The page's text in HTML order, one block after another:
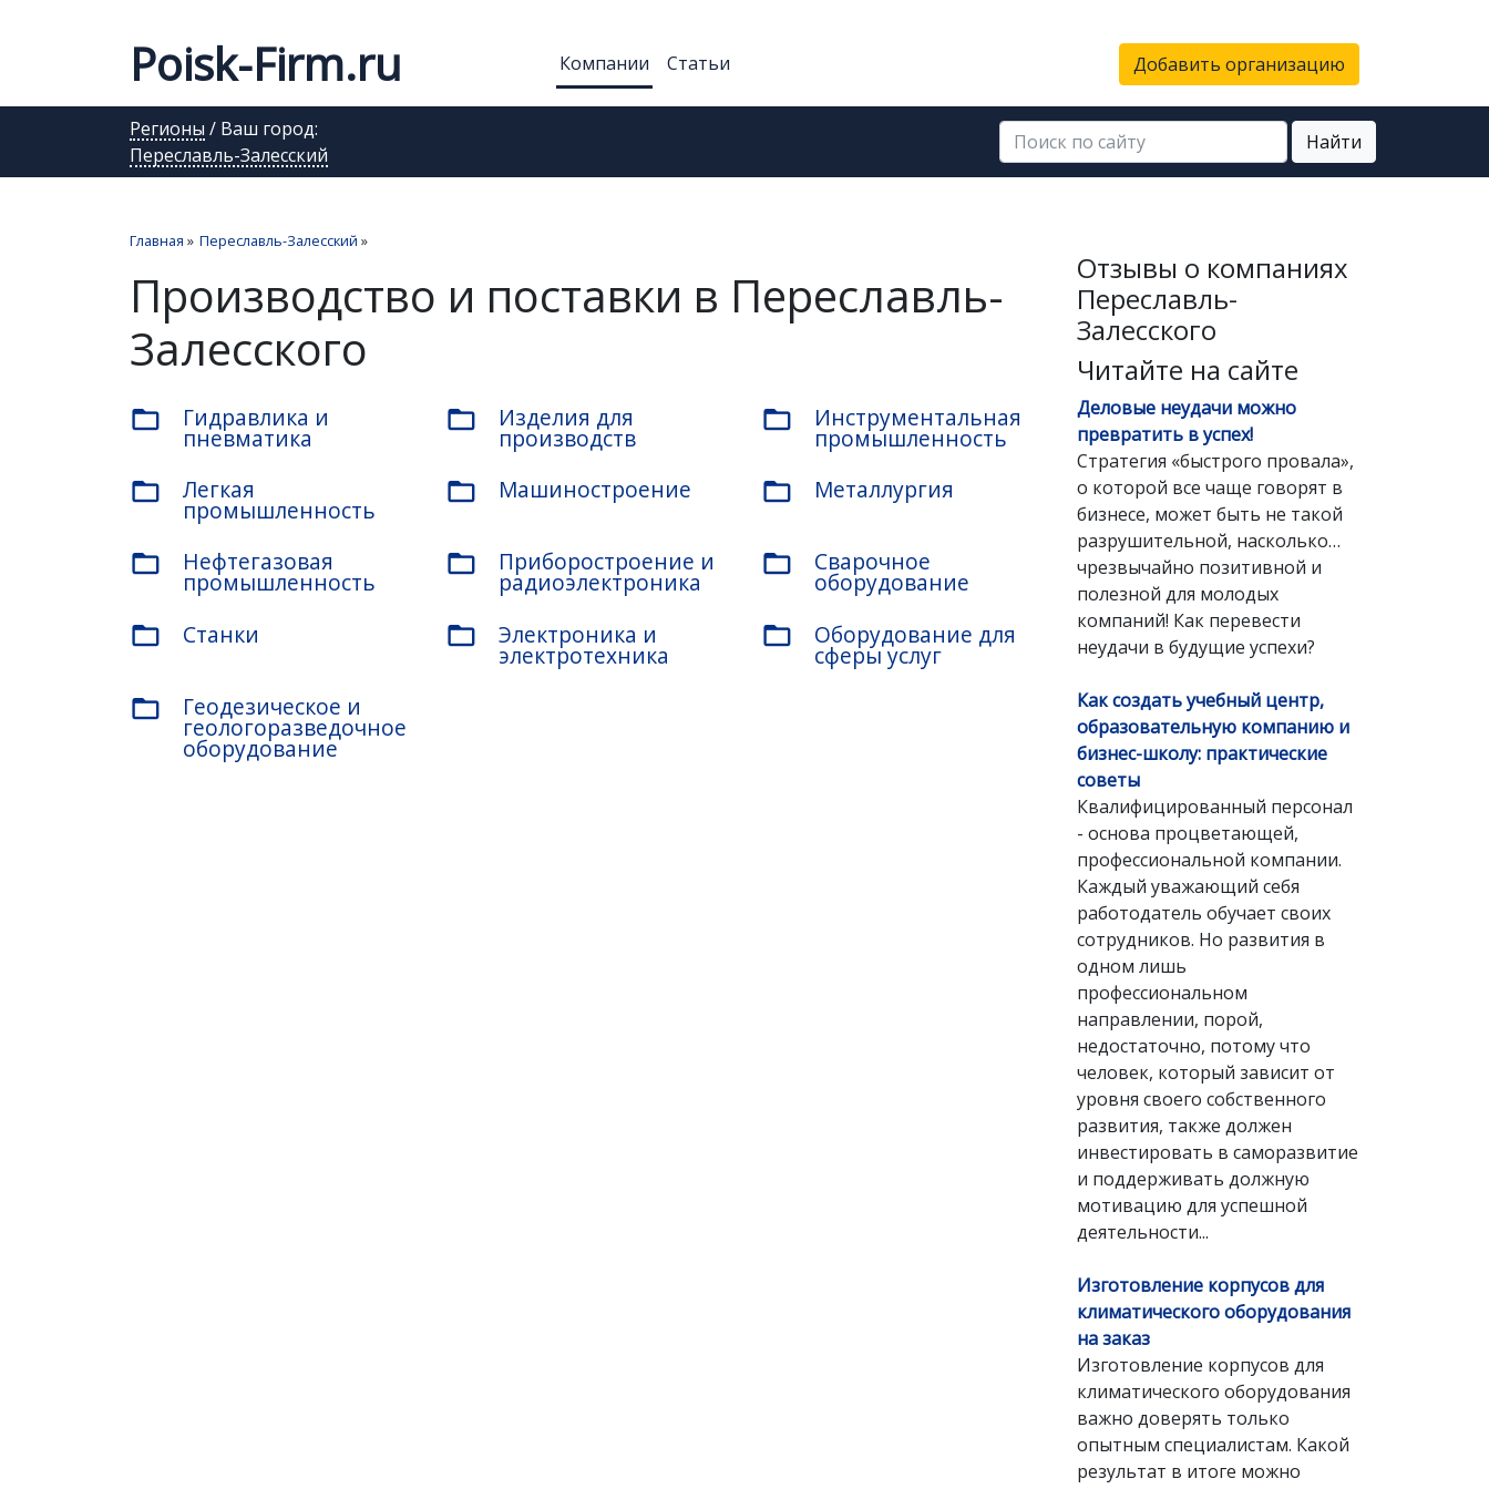
Poisk-Firm.ru Компании Статьи Добавить организацию
Регионы / Ваш город:
Переславль-Залесский
Найти
Главная » Переславль-Залесский »
Производство и поставки в Переславль-
Залесского
folder_open Гидравлика и
пневматика
folder_open Изделия для
производств
folder_open Инструментальная
промышленность
folder_open Легкая
промышленность
folder_open Машиностроение folder_open Металлургия
folder_open Нефтегазовая
промышленность
folder_open Приборостроение и
радиоэлектроника
folder_open Сварочное
оборудование
folder_open Станки folder_open Электроника и
электротехника
folder_open Оборудование для
сферы услуг
folder_open Геодезическое и
геологоразведочное
оборудование
Отзывы о компаниях
Переславль-
Залесского
Читайте на сайте
Деловые неудачи можно
превратить в успех!
Стратегия «быстрого провала»,
о которой все чаще говорят в
бизнесе, может быть не такой
разрушительной, насколько…
чрезвычайно позитивной и
полезной для молодых
компаний! Как перевести
неудачи в будущие успехи?
Как создать учебный центр,
образовательную компанию и
бизнес-школу: практические
советы
Квалифицированный персонал
- основа процветающей,
профессиональной компании.
Каждый уважающий себя
работодатель обучает своих
сотрудников. Но развития в
одном лишь
профессиональном
направлении, порой,
недостаточно, потому что
человек, который зависит от
уровня своего собственного
развития, также должен
инвестировать в саморазвитие
и поддерживать должную
мотивацию для успешной
деятельности...
Изготовление корпусов для
климатического оборудования
на заказ
Изготовление корпусов для
климатического оборудования
важно доверять только
опытным специалистам. Какой
результат в итоге можно